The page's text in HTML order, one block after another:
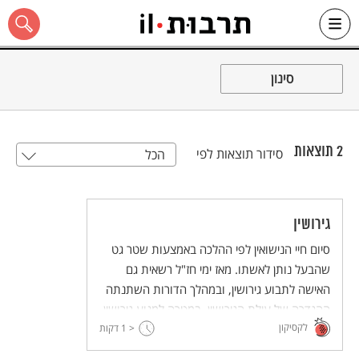
Skip
כל האתר
סינון
2 תוצאות סידור תוצאות לפי הכל
גירושין
סיום חיי הנישואין לפי ההלכה באמצעות שטר גט
שהבעל נותן לאשתו. מאז ימי חז"ל רשאית גם
האישה לתבוע גירושין, ובמהלך הדורות השתנתה
ההגדרה של עילת הגירושין, במטרה למנוע גירושין
חפוזים ולהגן על מעמדה הכלכלי של האישה.
לקסיקון < 1 דקות